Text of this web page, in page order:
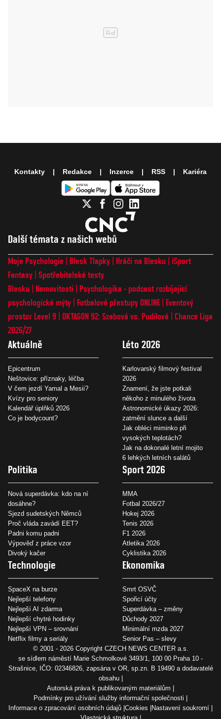
Další témata z našich webů
Moje Psychologie Blesk Tlapky Hráči na Blesku
iSport
Fantasy Spotřebitelské testy
Blesku
Nemovitosti
Psychologika - podcast rozbíjející
psychologické mýty
Fotbalové přestupy ONLINE
Eventový
prostor Level 9 OKTAGON 92: Szabová vs. Pudilová
Chance Liga
2026/27
Aktuálně
Epicentrum
Neštovice: příznaky, léčba
V čem jezdí Yamal a Mesii?
Kvízy pro seniory
Kalendář úplňků 2026
Co je bodycount?
Léto 2026
Karlovarský filmový festival
2026
Znamení, že jste potkali
někoho z minulého života
Astronomické úkazy 2026:
zatmění slunce a další
Jak obléci miminko při
vysokých teplotách?
Jak na dokonalé letní mojito
6 lehkých letních salátů
Politika
Nová superdávka: kdo na ní
dosáhne?
Sjezd sudetských Němců
Proč vláda zavádí EET?
Padni komu padni
Výpověď z práce vzor
Divoký kačer
Sport 2026
MMA
Fotbal 2026/27
Hokej 2026
Tenis 2026
F1 2026
Atletika 2026
Cyklistika 2026
Technologie
SpaceX na burze
Nejlepší telefony
Nejlepší AI zdarma
Nejlepší chytré hodinky
Nejlepší VPN – srovnání
Netflix filmy a seriály
Ekonomika
Smrt OSVČ
Spořicí účty
Superdávka – změny
Důchody 2027
Minimální mzda 2027
Senior Pas – slevy
Kontakty Redakce Inzerce RSS Kariéra
© 2001 - 2026 Copyright CZECH NEWS CENTER a.s.
se sídlem náměstí Marie Schmolkové 3493/1, 100 00 Praha 10 -
Strašnice, IČO: 02346826, zapsána v OR, sp.zn. B 19490 a dodavatelé
obsahu
Autorská práva k publikovaným materiálům
Podmínky pro užívání služby informační společnosti
Informace o zpracování osobních údajů Cookies Nastavení soukromí